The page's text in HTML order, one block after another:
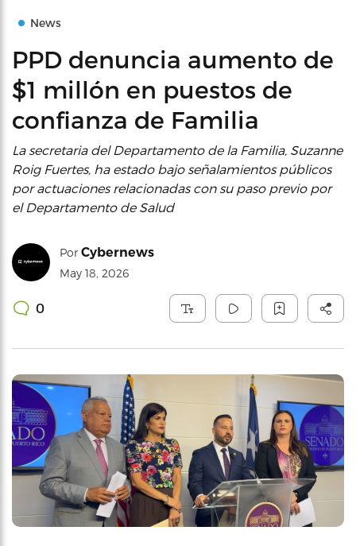
News
PPD denuncia aumento de
$1 millón en puestos de
confianza de Familia
La secretaria del Departamento de la Familia, Suzanne
Roig Fuertes, ha estado bajo señalamientos públicos
por actuaciones relacionadas con su paso previo por
el Departamento de Salud
Por Cybernews
May 18, 2026
0